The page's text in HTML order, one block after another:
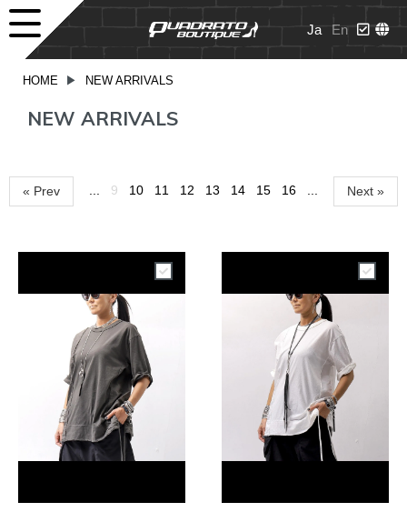
Ja En
HOME ▶ NEW ARRIVALS
NEW ARRIVALS
« Prev 9 10 11 12 13 14 15 16 Next »